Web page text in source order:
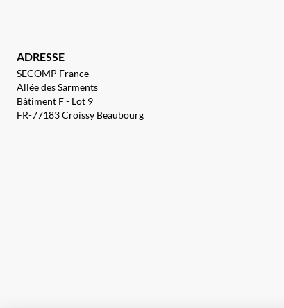
ADRESSE
SECOMP France
Allée des Sarments
Bâtiment F - Lot 9
FR-77183 Croissy Beaubourg